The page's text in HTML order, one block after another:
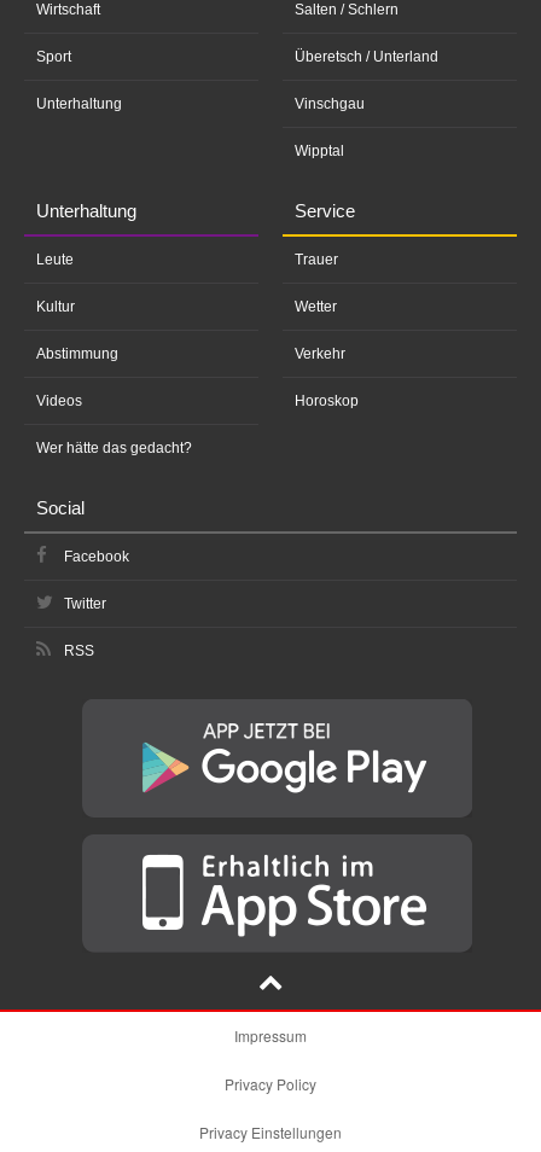
Wirtschaft
Sport
Unterhaltung
Salten / Schlern
Überetsch / Unterland
Vinschgau
Wipptal
Unterhaltung
Leute
Kultur
Abstimmung
Videos
Wer hätte das gedacht?
Service
Trauer
Wetter
Verkehr
Horoskop
Social
Facebook
Twitter
RSS
Impressum
Privacy Policy
Privacy Einstellungen